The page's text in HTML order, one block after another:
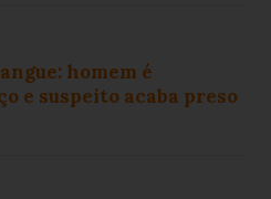
homem é
e suspeito acaba preso